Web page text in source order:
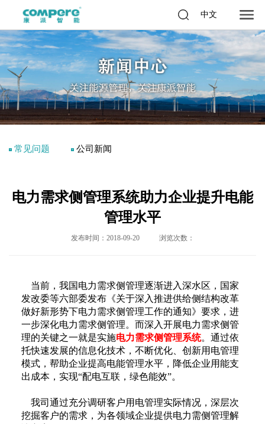
中文
常见问题 公司新闻
电力需求侧管理系统助力企业提升电能
管理水平
发布时间：2018-09-20 浏览次数：
当前，我国电力需求侧管理逐渐进入深水区，国家
发改委等六部委发布《关于深入推进供给侧结构改革
做好新形势下电力需求侧管理工作的通知》要求，进
一步深化电力需求侧管理。而深入开展电力需求侧管
理的关键之一就是实施电力需求侧管理系统。通过依
托快速发展的信息化技术，不断优化、创新用电管理
模式，帮助企业提高电能管理水平，降低企业用能支
出成本，实现“配电互联，绿色能效”。
我司通过充分调研客户用电管理实际情况，深层次
挖掘客户的需求，为各领域企业提供电力需侧管理解